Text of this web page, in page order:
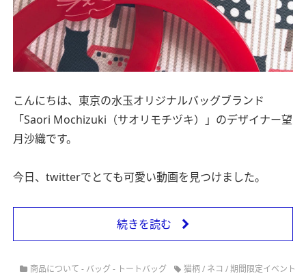
こんにちは、東京の水玉オリジナルバッグブランド
「Saori Mochizuki（サオリモチヅキ）」のデザイナー望
月沙織です。
今日、twitterでとても可愛い動画を見つけました。
続きを読む
商品について - バッグ - トートバッグ 猫柄/ ネコ /期間限定イベント